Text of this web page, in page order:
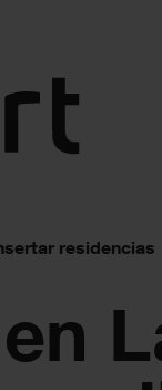
residencias